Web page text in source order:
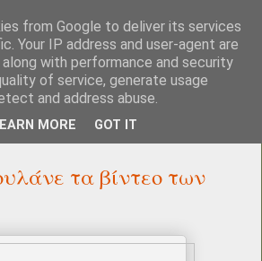
τα βίντεο των
from Google to deliver its services
Your IP address and user-agent are
with performance and security
of service, generate usage
and address abuse.
MORE GOT IT